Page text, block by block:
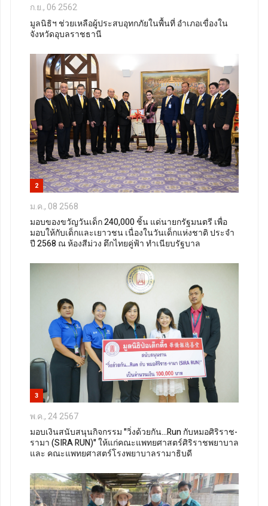
ก.ย., 06 2562
มูลนิธิฯ ช่วยเหลือผู้ประสบอุทกภัยในพื้นที่ อำเภอเขื่องใน
จังหวัดอุบลราชธานี
2
ม.ค., 08 2568
มอบของขวัญวันเด็ก 240,000 ชิ้น แด่นายกรัฐมนตรี เพื่อ
มอบให้กับเด็กและเยาวชน เนื่องในวันเด็กแห่งชาติ ประจำ
ปี 2568 ณ ห้องสีม่วง ตึกไทยคู่ฟ้า ทำเนียบรัฐบาล
3
พ.ค., 24 2567
มอบเงินสนับสนุนกิจกรรม "วิ่งด้วยกัน...Run กับหมอศิริราช-
รามา (SIRA RUN)" ให้แก่คณะแพทยศาสตร์ศิริราชพยาบาล
และ คณะแพทยศาสตร์โรงพยาบาลรามาธิบดี